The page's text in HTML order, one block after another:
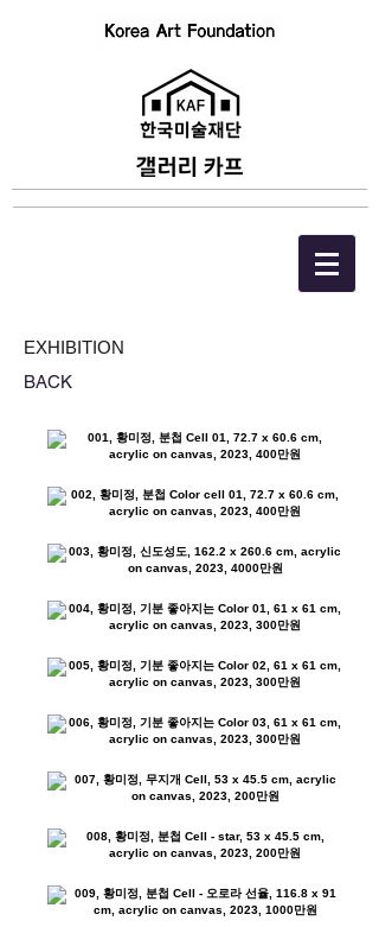
EXHIBITION
BACK